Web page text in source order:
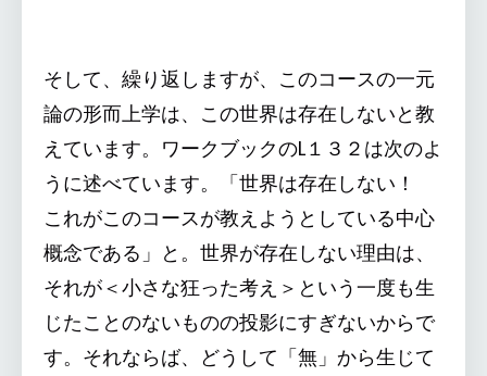
そして、繰り返しますが、このコースの一元
論の形而上学は、この世界は存在しないと教
えています。ワークブックのL１３２は次のよ
うに述べています。「世界は存在しない！
これがこのコースが教えようとしている中心
概念である」と。世界が存在しない理由は、
それが＜小さな狂った考え＞という一度も生
じたことのないものの投影にすぎないからで
す。それならば、どうして「無」から生じて